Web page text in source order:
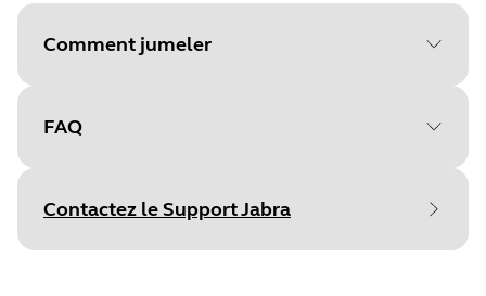
Comment jumeler
Sélectionnez votre système
commencer
FAQ
Contactez le Support Jabra